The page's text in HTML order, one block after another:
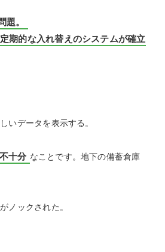
題。
期的な入れ替えのシステムが確立
いデータを表示する。
十分 なことです。地下の備蓄倉庫
ノックされた。